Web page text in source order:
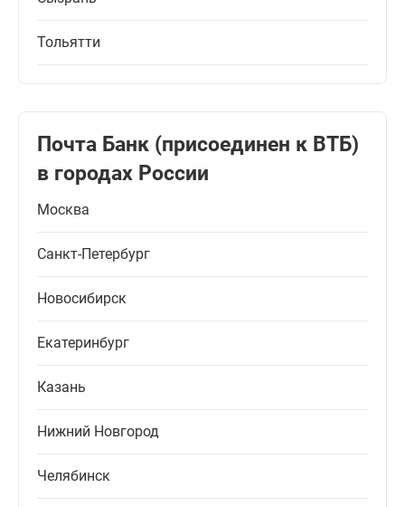
Тольятти
Почта Банк (присоединен к ВТБ)
в городах России
Москва
Санкт-Петербург
Новосибирск
Екатеринбург
Казань
Нижний Новгород
Челябинск